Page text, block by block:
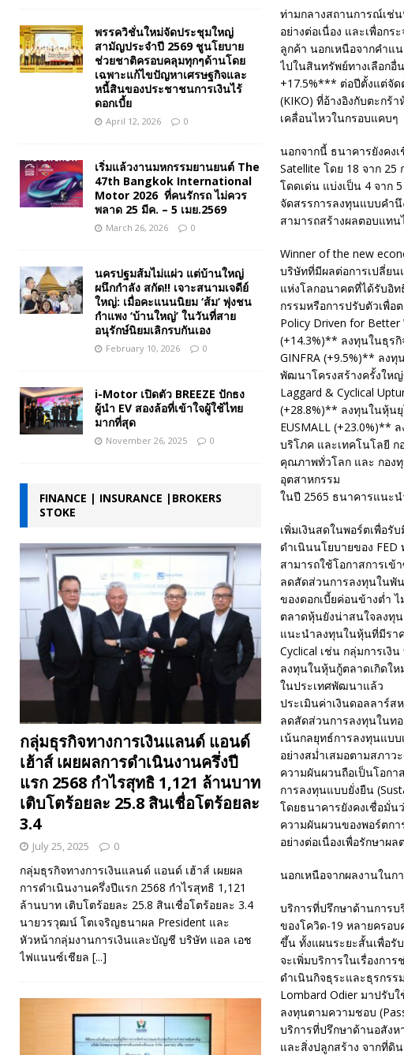
ท่ามกลางสถานการณ์เช่
อย่างต่อเนื่อง และเพื่อก
ลูกค้า นอกเหนือจากคำแ
ไปในสินทรัพย์ทางเลือกอื่
+17.5%*** ต่อปีตั้งแต่จั
(KIKO) ที่อ้างอิงกับตะกร้
เคลื่อนไหวในกรอบแคบๆ
นอกจากนี้ ธนาคารยังคง
Satellite โดย 18 จาก
โดดเด่น แบ่งเป็น 4 จาก
จัดสรรการลงทุนแบบคำนึ
สามารถสร้างผลตอบแทน
Winner of the new
บริษัทที่มีผลต่อการเปลี่ยน
แห่งโลกอนาคตที่ได้รับอิ
กรรมหรือการปรับตัวเพื่
Policy Driven for
(+14.3%)** ลงทุนในธุร
GINFRA (+9.5%)** ลง
พัฒนาโครงสร้างครั้งให
Laggard & Cyclical
(+28.8%)** ลงทุนในหุ้น
EUSMALL (+23.0%)**
บริโภค และเทคโนโลยี ก
คุณภาพทั่วโลก และ กอง
อุตสาหกรรม
ในปี 2565 ธนาคารแนะ
เพิ่มเงินสดในพอร์ตเพื่อ
ดำเนินนโยบายของ
สามารถใช้โอกาสการเข้
ลดสัดส่วนการลงทุนในพั
ของดอกเบี้ยค่อนข้างต่ำ
ตลาดหุ้นยังน่าสนใจลงทุ
แนะนำลงทุนในหุ้นที่มีรา
Cyclical เช่น กลุ่มการเงิ
ลงทุนในหุ้นกู้ตลาดเกิดใ
ในประเทศพัฒนาแล้ว
ประเมินค่าเงินดอลลาร์ส
ลดสัดส่วนการลงทุนในท
เน้นกลยุทธ์การลงทุนแบ
อย่างสม่ำเสมอตามสภาว
ความผันผวนถือเป็นโอกา
การลงทุนแบบยั่งยืน
โดยธนาคารยังคงเชื่อมั่น
ความผันผวนของพอร์ตก
อย่างต่อเนื่องเพื่อรักษาผ
นอกเหนือจากผลงานใน
บริการที่ปรึกษาด้านการบ
ของโควิด-19 หลายครอ
ขึ้น ทั้งแผนระยะสั้นเพื่อรั
จะเพิ่มบริการในเรื่องกา
ดำเนินกิจธุระและธุรกร
Lombard Odier มาปรับ
ลงทุนตามความชอบ
บริการที่ปรึกษาด้านอสังห
และสิ่งปลูกสร้าง จากที่ดิ
พรรควิชั่นใหม่จัดประชุมใหญ่
สามัญประจำปี 2569 ชูนโยบาย
ช่วยชาติครอบคลุมทุกๆด้านโดย
เฉพาะแก้ไขปัญหาเศรษฐกิจและ
หนี้สินของประชาชนการเงินไร้
ดอกเบี้ย
April 12, 2026 0
เริ่มแล้วงานมหกรรมยานยนต์ The
47th Bangkok International
Motor 2026 ที่คนรักรถ ไม่ควร
พลาด 25 มีค. – 5 เมย.2569
March 26, 2026 0
นครปฐมส้มไม่แผ่ว แต่บ้านใหญ่
ผนึกกำลัง สกัด!! เจาะสนามเจดีย์
ใหญ่: เมื่อคะแนนนิยม ‘ส้ม’ พุ่งชน
กำแพง ‘บ้านใหญ่’ ในวันที่สาย
อนุรักษ์นิยมเลิกรบกันเอง
February 10, 2026 0
i-Motor เปิดตัว BREEZE ปักธง
ผู้นำ EV สองล้อที่เข้าใจผู้ใช้ไทย
มากที่สุด
November 26, 2025 0
FINANCE | INSURANCE |BROKERS
STOKE
กลุ่มธุรกิจทางการเงินแลนด์ แอนด์
เฮ้าส์ เผยผลการดำเนินงานครึ่งปี
แรก 2568 กำไรสุทธิ 1,121 ล้านบาท
เติบโตร้อยละ 25.8 สินเชื่อโตร้อยละ
3.4
July 25, 2025 0
กลุ่มธุรกิจทางการเงินแลนด์ แอนด์ เฮ้าส์ เผยผล
การดำเนินงานครึ่งปีแรก 2568 กำไรสุทธิ 1,121
ล้านบาท เติบโตร้อยละ 25.8 สินเชื่อโตร้อยละ 3.4
นายวรวุฒน์ โตเจริญธนาผล President และ
หัวหน้ากลุ่มงานการเงินและบัญชี บริษัท แอล เอช
ไฟแนนซ์เชียล [...]